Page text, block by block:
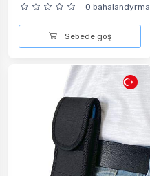
0 bahalandyrma
Sebede goş